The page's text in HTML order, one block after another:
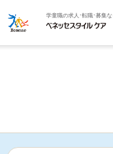
学童職の求人･転職･募集